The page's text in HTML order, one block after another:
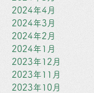
2024年4月
2024年3月
2024年2月
2024年1月
2023年12月
2023年11月
2023年10月